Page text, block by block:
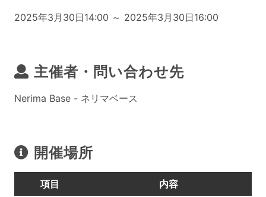
2025年3月30日14:00 ～ 2025年3月30日16:00
主催者・問い合わせ先
Nerima Base - ネリマベース
開催場所
項目
内容